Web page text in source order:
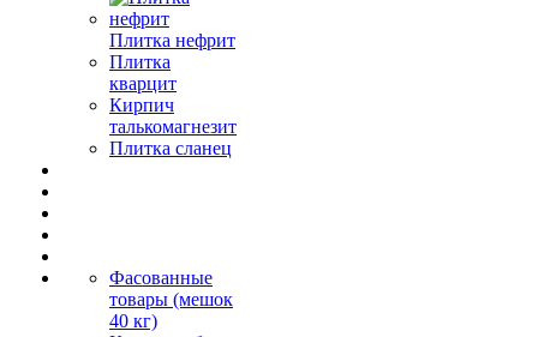
Плитка нефрит
Плитка
кварцит
Кирпич
талькомагнезит
Плитка сланец
Фасованные
товары (мешок
40 кг)